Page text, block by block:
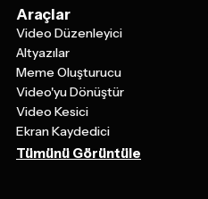
Araçlar
Video Düzenleyici
Altyazılar
Meme Oluşturucu
Video'yu Dönüştür
Video Kesici
Ekran Kaydedici
Tümünü Görüntüle